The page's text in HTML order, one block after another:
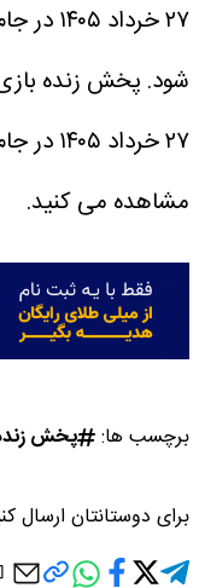
شود. پخش زنده بازی
۲۷ خرداد ۱۴۰۵ در جام جهانی ۲۰۲۶ را در این
مشاهده می کنید.
برچسب ها: پخش
برای دوستانتان ارسال